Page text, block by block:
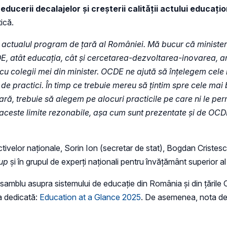
decalajelor și creșterii calității actului
program de țară al României. Mă bucur că
atât educația, cât și cercetarea-dezvoltarea-inovarea,
colegii mei din minister. OCDE ne ajută să înțelegem
practici. În timp ce trebuie mereu să țintim spre cele mai
trebuie să alegem pe alocuri practicile pe care ni le
limite rezonabile, așa cum sunt prezentate și de
naționale, Sorin Ion (secretar de stat), Bogdan
și în grupul de experți naționali pentru învățământ superior
asupra sistemului de educație din România și din
dedicată: Education at a Glance 2025. De asemenea, nota